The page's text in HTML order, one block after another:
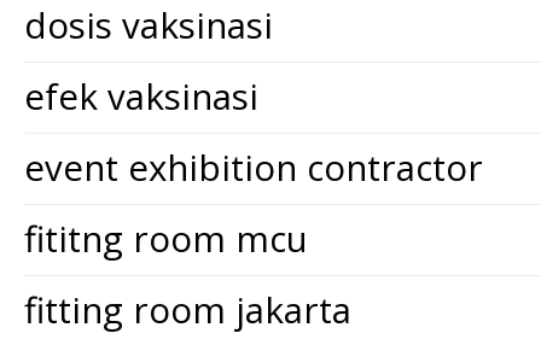
dosis vaksinasi
efek vaksinasi
event exhibition contractor
fititng room mcu
fitting room jakarta